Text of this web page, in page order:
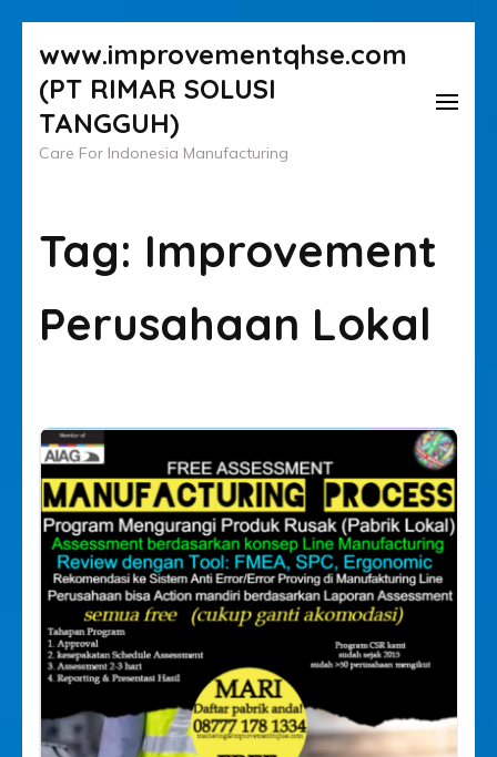
ke
konten
(Tekan
Enter)
www.improvementqhse.com
(PT RIMAR SOLUSI
TANGGUH)
Care For Indonesia Manufacturing
Tag: Improvement
Perusahaan Lokal